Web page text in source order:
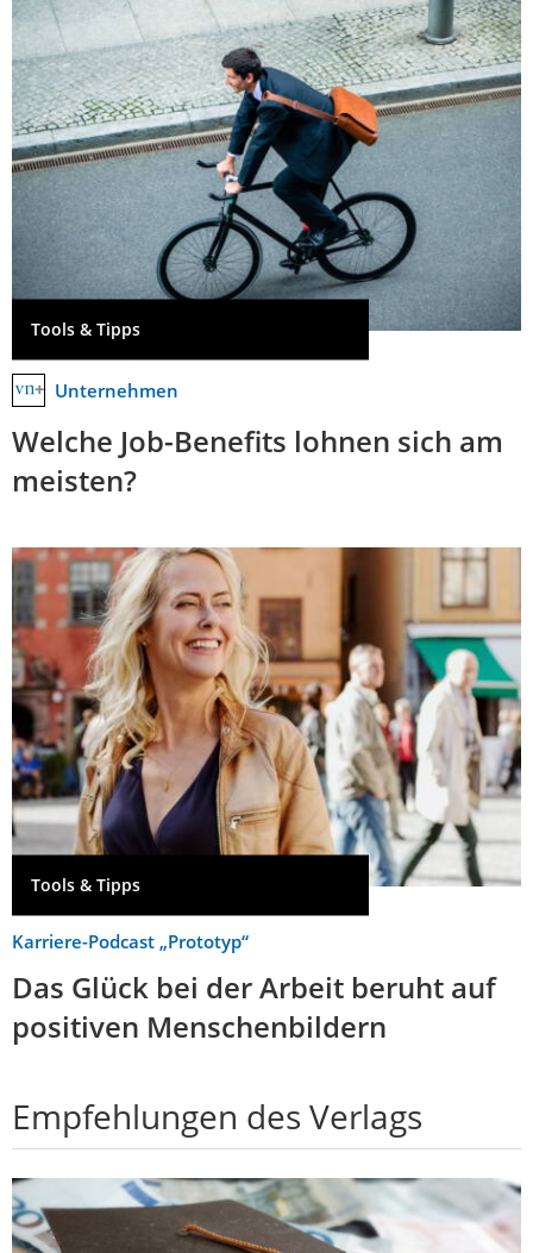
Tools & Tipps
Unternehmen
Welche Job-Benefits lohnen sich am
meisten?
Tools & Tipps
Karriere-Podcast „Prototyp“
Das Glück bei der Arbeit beruht auf
positiven Menschenbildern
Empfehlungen des Verlags